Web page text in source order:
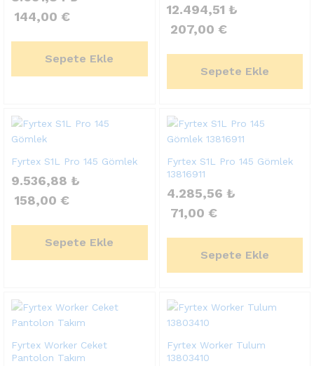
144,00 €
Sepete Ekle
12.494,51 ₺
207,00 €
Sepete Ekle
Fyrtex S1L Pro 145 Gömlek
9.536,88 ₺
158,00 €
Sepete Ekle
Fyrtex S1L Pro 145 Gömlek
13816911
4.285,56 ₺
71,00 €
Sepete Ekle
Fyrtex Worker Ceket
Pantolon Takım
Fyrtex Worker Tulum
13803410